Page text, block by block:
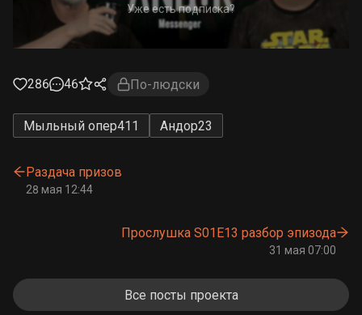
Уже есть подписка?
286 46 По-людски
Мыльный опер411 Андор23
Раздача призов
28 мая 12:44
Прослушка S01E13 разбор эпизода
31 мая 07:00
Все посты проекта